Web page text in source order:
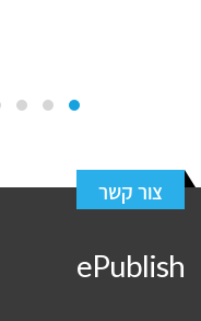
צור קשר
ePublish